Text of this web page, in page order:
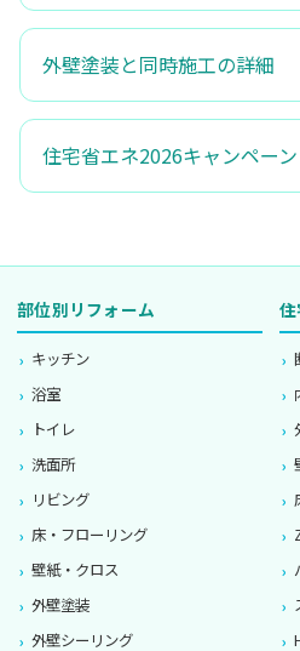
外壁塗装と同時施工の詳細
住宅省エネ2026キャンペー
部位別リフォーム
キッチン
浴室
トイレ
洗面所
リビング
床・フローリング
壁紙・クロス
外壁塗装
外壁シーリング